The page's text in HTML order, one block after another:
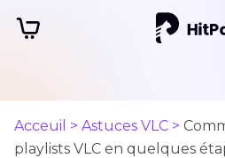
Acceuil > Astuces VLC >
playlists VLC en quelques